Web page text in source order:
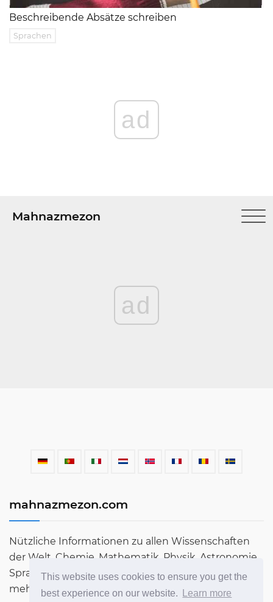
This website uses cookies to ensure you get the
best experience on our website.
Learn more
Beschreibende Absätze schreiben
Sprachen
ad
Mahnazmezon
ad
mahnazmezon.com
Nützliche Informationen zu allen Wissenschaften
der Welt. Chemie, Mathematik, Physik, Astronomie,
Sprachen, Literatur und vieles mehr. Erfahren Sie
mehr über die Welt in unserem Blog!